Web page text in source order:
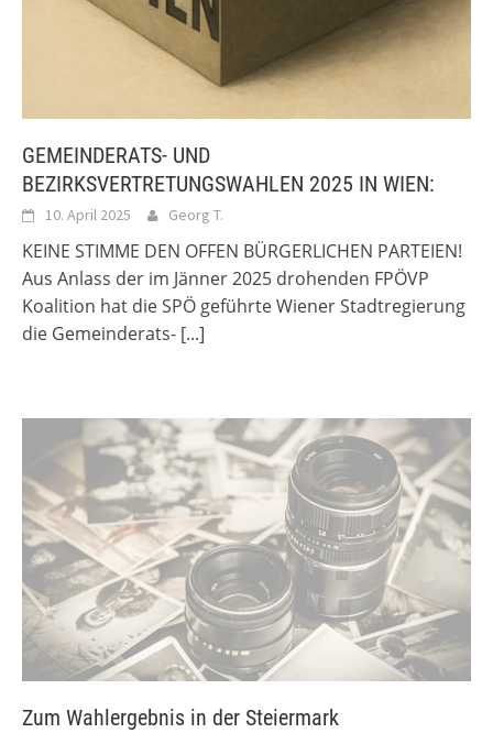
GEMEINDERATS- UND
BEZIRKSVERTRETUNGSWAHLEN 2025 IN WIEN:
10. April 2025 Georg T.
KEINE STIMME DEN OFFEN BÜRGERLICHEN PARTEIEN!
Aus Anlass der im Jänner 2025 drohenden FPÖVP
Koalition hat die SPÖ geführte Wiener Stadtregierung
die Gemeinderats- [...]
Zum Wahlergebnis in der Steiermark